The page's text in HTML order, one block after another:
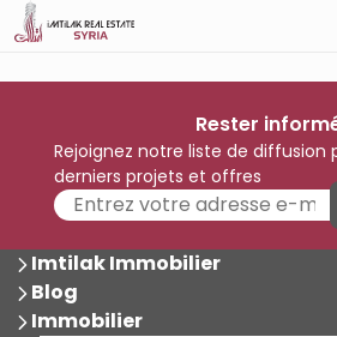
Rester
Rejoignez notre liste de diffusion
derniers projets et offres
Imtilak Immobilier
Blog
Immobilier